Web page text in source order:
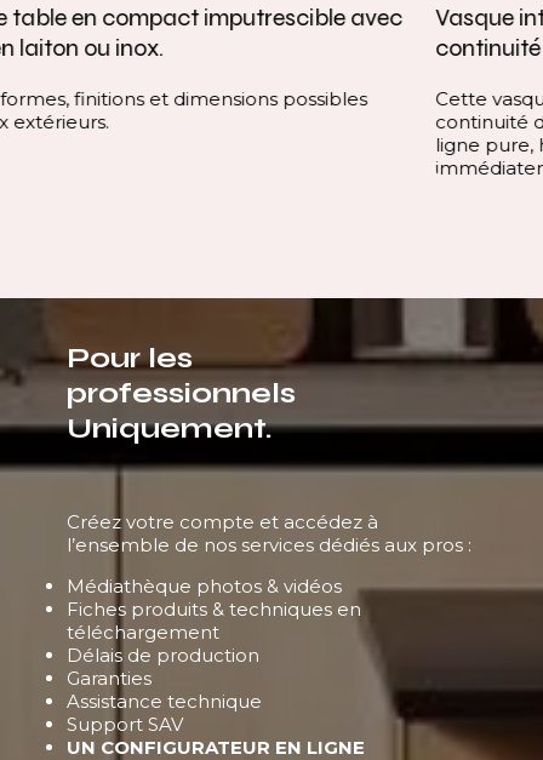
Vasque intégrée monobloc — élégance et
continuité parfaite
Cette vasque intégrée monobloc est conçue dans la
continuité du plan, sans rupture visuelle. Elle offre une
ligne pure, homogène et contemporaine, qui valorise
Pour les
professionnels
Uniquement.
Créez votre compte et accédez à
l’ensemble de nos services dédiés aux pros :
Médiathèque photos & vidéos
Fiches produits & techniques en
téléchargement
Délais de production
Garanties
Assistance technique
Support SAV
UN CONFIGURATEUR EN LIGNE